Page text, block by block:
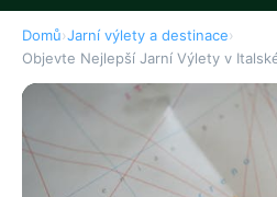
Domů›Jarní výlety a destinace›
Objevte Nejlepší Jarní Výlety v